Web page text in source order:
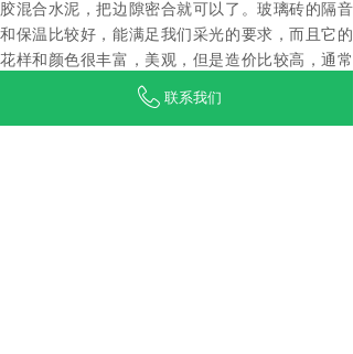
胶混合水泥，把边隙密合就可以了。玻璃砖的隔音
和保温比较好，能满足我们采光的要求，而且它的
花样和颜色很丰富，美观，但是造价比较高，通常
每块砖达到20多元，在后期装修过程中不会大量的
联系我们